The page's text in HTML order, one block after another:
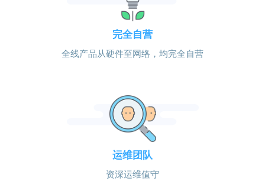
完全自营
全线产品从硬件至网络，均完全自营
运维团队
资深运维值守